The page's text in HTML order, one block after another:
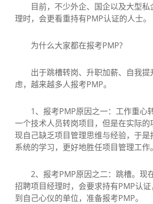
目前，不少外企、国企以及大型私
理时，会更看重持有PMP认证的人士。
为什么大家都在报考PMP?
出于跳槽转岗、升职加薪、自我提
虑，越来越多人报考PMP。
1、报考PMP原因之一：工作重心
一个技术人员转岗项目，但是在实际的
现自己缺乏项目管理思维与经验，于是
系统的学习，更好地胜任项目管理工作。
2、报考PMP原因之二：跳槽。现
招聘项目经理时，会要求持有PMP认
到自己心仪的单位，准备报考PMP。